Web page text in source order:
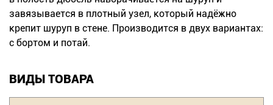
01-
01
завязывается в плотный узел, который надёжно
крепит шуруп в стене. Производится в двух вариантах:
с бортом и потай.
ВИДЫ ТОВАРА